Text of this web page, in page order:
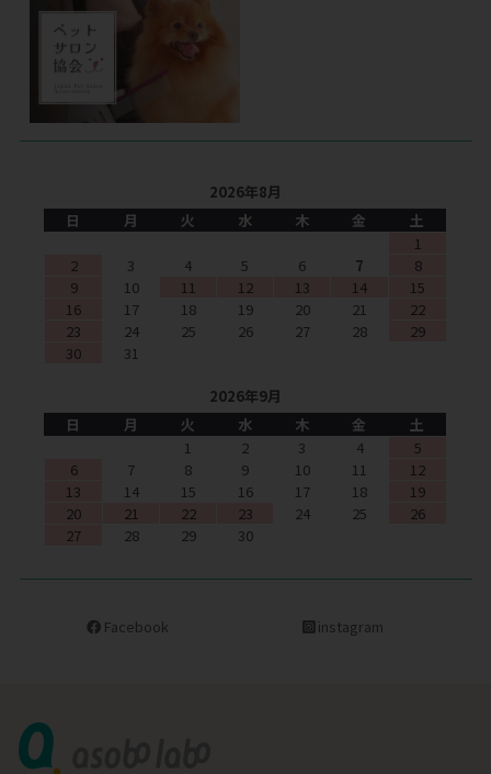
2026年8月
日
月 火 水 木 金
土
1
2
3 4 5 6 7
8
9
10 11 12 13 14
15
16
17 18 19 20 21
22
23
24 25 26 27 28
29
30
31
2026年9月
日
月 火 水 木 金
土
1
2 3 4
5
6
7 8 9 10 11
12
13
14 15 16 17 18
19
20
21 22 23 24 25
26
27
28 29 30
Facebook instagram